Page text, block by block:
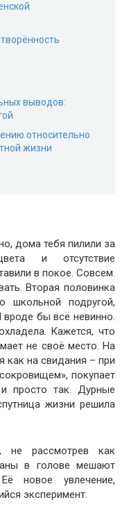
выводов:
относительно
жизни
дома тебя пилили за
и отсутствие
в покое. Совсем.
Вторая половинка
школьной подругой,
вроде бы всё невинно.
Кажется, что
не своё место. На
как на свидания – при
покупает
просто так. Дурные
жизни решила
не рассмотрев как
в голове мешают
новое увлечение,
эксперимент.